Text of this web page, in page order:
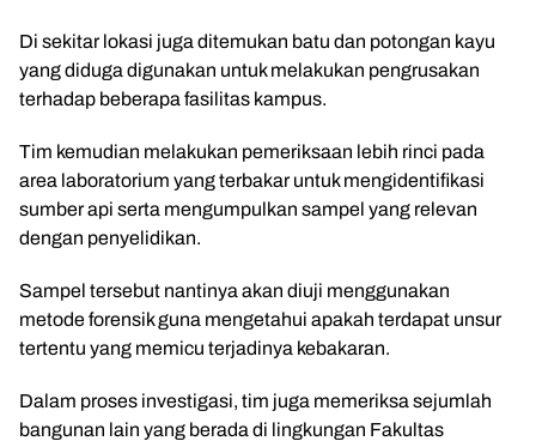
Di sekitar lokasi juga ditemukan batu dan potongan kayu
yang diduga digunakan untuk melakukan pengrusakan
terhadap beberapa fasilitas kampus.
Tim kemudian melakukan pemeriksaan lebih rinci pada
area laboratorium yang terbakar untuk mengidentifikasi
sumber api serta mengumpulkan sampel yang relevan
dengan penyelidikan.
Sampel tersebut nantinya akan diuji menggunakan
metode forensik guna mengetahui apakah terdapat unsur
tertentu yang memicu terjadinya kebakaran.
Dalam proses investigasi, tim juga memeriksa sejumlah
bangunan lain yang berada di lingkungan Fakultas